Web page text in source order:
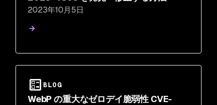
2023年10月5日
BLOG
WebP の重大なゼロデイ脆弱性 CVE-